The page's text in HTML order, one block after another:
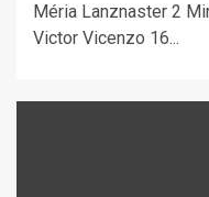
Méria Lanznaster 2
Victor Vicenzo 16...